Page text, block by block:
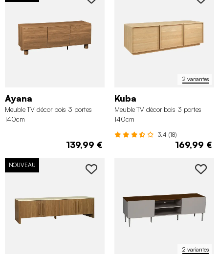
Ayana
Meuble TV décor bois 3 portes
140cm
139,99 €
2 variantes
Kuba
Meuble TV décor bois 3 portes
140cm
3.4 (18)
169,99 €
NOUVEAU
2 variantes